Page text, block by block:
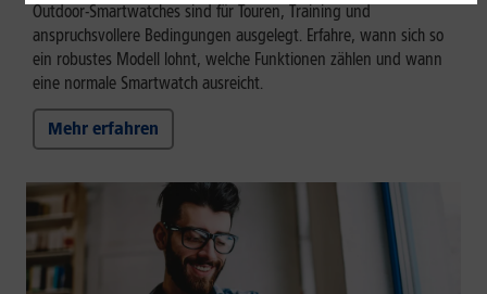
Outdoor-Smartwatches sind für Touren, Training und
anspruchsvollere Bedingungen ausgelegt. Erfahre, wann sich so
ein robustes Modell lohnt, welche Funktionen zählen und wann
eine normale Smartwatch ausreicht.
Mehr erfahren